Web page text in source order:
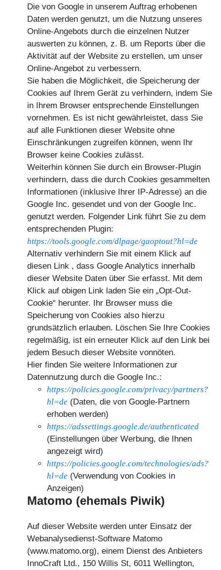
Die von Google in unserem Auftrag erhobenen
Daten werden genutzt, um die Nutzung unseres
Online-Angebots durch die einzelnen Nutzer
auswerten zu können, z. B. um Reports über die
Aktivität auf der Website zu erstellen, um unser
Online-Angebot zu verbessern.
Sie haben die Möglichkeit, die Speicherung der
Cookies auf Ihrem Gerät zu verhindern, indem Sie
in Ihrem Browser entsprechende Einstellungen
vornehmen. Es ist nicht gewährleistet, dass Sie
auf alle Funktionen dieser Website ohne
Einschränkungen zugreifen können, wenn Ihr
Browser keine Cookies zulässt.
Weiterhin können Sie durch ein Browser-Plugin
verhindern, dass die durch Cookies gesammelten
Informationen (inklusive Ihrer IP-Adresse) an die
Google Inc. gesendet und von der Google Inc.
genutzt werden. Folgender Link führt Sie zu dem
entsprechenden Plugin:
https://tools.google.com/dlpage/gaoptout?hl=de
Alternativ verhindern Sie mit einem Klick auf
diesen Link , dass Google Analytics innerhalb
dieser Website Daten über Sie erfasst. Mit dem
Klick auf obigen Link laden Sie ein „Opt-Out-
Cookie“ herunter. Ihr Browser muss die
Speicherung von Cookies also hierzu
grundsätzlich erlauben. Löschen Sie Ihre Cookies
regelmäßig, ist ein erneuter Klick auf den Link bei
jedem Besuch dieser Website vonnöten.
Hier finden Sie weitere Informationen zur
Datennutzung durch die Google Inc.:
https://policies.google.com/privacy/partners?
hl=de (Daten, die von Google-Partnern
erhoben werden)
https://adssettings.google.de/authenticated
(Einstellungen über Werbung, die Ihnen
angezeigt wird)
https://policies.google.com/technologies/ads?
hl=de (Verwendung von Cookies in
Anzeigen)
Matomo (ehemals Piwik)
Auf dieser Website werden unter Einsatz der
Webanalysedienst-Software Matomo
(www.matomo.org), einem Dienst des Anbieters
InnoCraft Ltd., 150 Willis St, 6011 Wellington,